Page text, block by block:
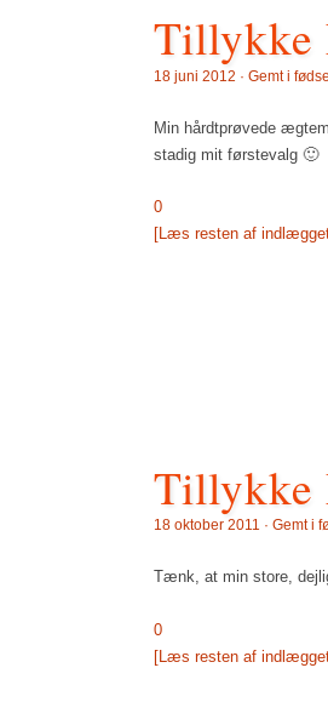
Tillykke
18 juni 2012 · Gemt i
Min hårdtprøvede
stadig mit førstevalg 🙂
0
[Læs resten af
Tillykke
18 oktober 2011 · Gemt i
Tænk, at min store,
0
[Læs resten af